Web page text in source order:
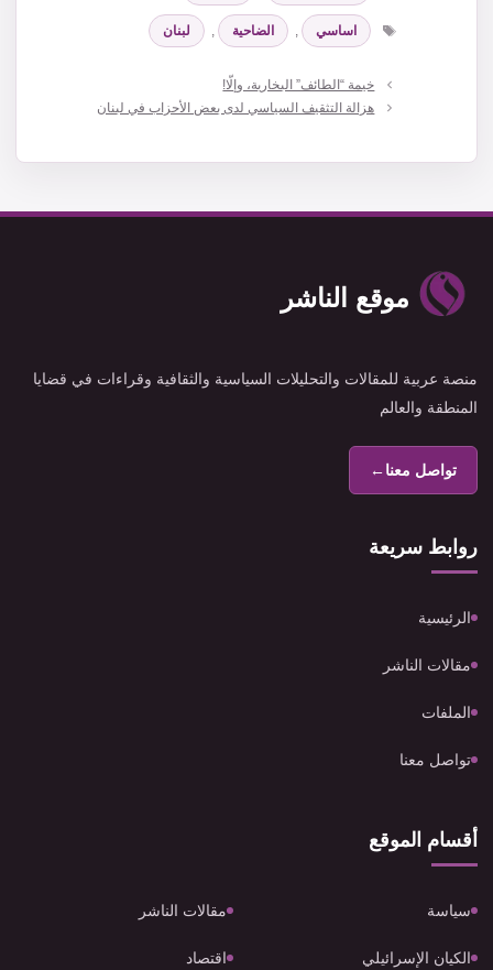
الوسوم
اساسي , الضاحية , لبنان
خيمة “الطائف” البخارية، وإلّا!
هزالة التثقيف السياسي لدى بعض الأحزاب في لبنان
موقع الناشر
منصة عربية للمقالات والتحليلات السياسية والثقافية وقراءات في قضايا
المنطقة والعالم
تواصل معنا←
روابط سريعة
الرئيسية
مقالات الناشر
الملفات
تواصل معنا
أقسام الموقع
سياسة مقالات الناشر
الكيان الإسرائيلي اقتصاد